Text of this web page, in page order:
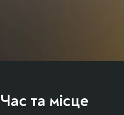
Час та місце